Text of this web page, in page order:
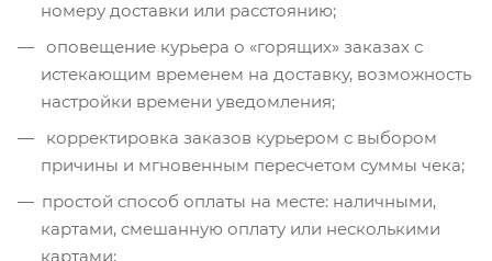
номеру доставки или расстоянию;
оповещение курьера о «горящих» заказах с
истекающим временем на доставку, возможность
настройки времени уведомления;
корректировка заказов курьером с выбором
причины и мгновенным пересчетом суммы чека;
простой способ оплаты на месте: наличными,
картами, смешанную оплату или несколькими
картами;